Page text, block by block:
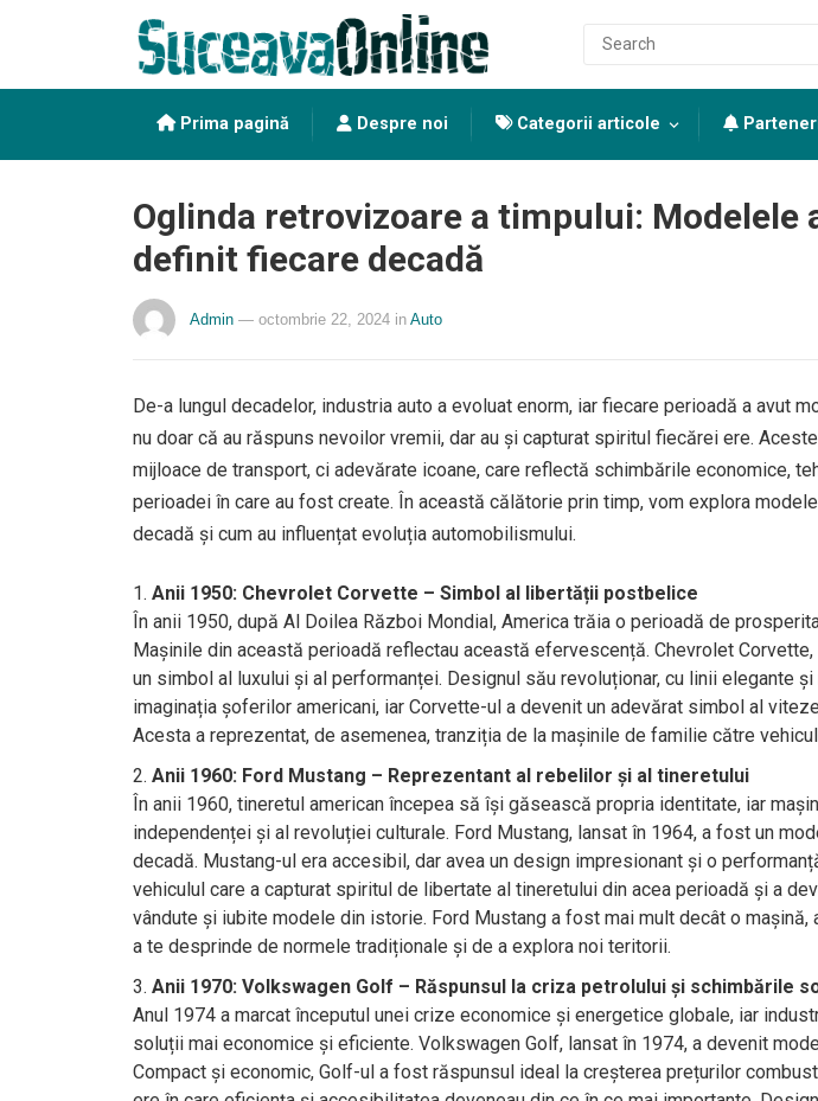
Prima pagină Despre noi Categorii articole
Oglinda retrovizoare a timpului: Modelele
definit fiecare decadă
Admin — octombrie 22, 2024 in Auto
De-a lungul decadelor, industria auto a evoluat enorm, iar fiecare perioadă a avut
nu doar că au răspuns nevoilor vremii, dar au și capturat spiritul fiecărei ere.
mijloace de transport, ci adevărate icoane, care reflectă schimbările economice,
perioadei în care au fost create. În această călătorie prin timp, vom explora
decadă și cum au influențat evoluția automobilismului.
Anii 1950: Chevrolet Corvette – Simbol al libertății postbelice
În anii 1950, după Al Doilea Război Mondial, America trăia o perioadă de
Mașinile din această perioadă reflectau această efervescență. Chevrolet
un simbol al luxului și al performanței. Designul său revoluționar, cu linii elegante
imaginația șoferilor americani, iar Corvette-ul a devenit un adevărat simbol al
Acesta a reprezentat, de asemenea, tranziția de la mașinile de familie către
Anii 1960: Ford Mustang – Reprezentant al rebelilor și al tineretului
În anii 1960, tineretul american începea să își găsească propria identitate, iar
independenței și al revoluției culturale. Ford Mustang, lansat în 1964, a fost un
decadă. Mustang-ul era accesibil, dar avea un design impresionant și o
vehiculul care a capturat spiritul de libertate al tineretului din acea perioadă și a
vândute și iubite modele din istorie. Ford Mustang a fost mai mult decât o
a te desprinde de normele tradiționale și de a explora noi teritorii.
Anii 1970: Volkswagen Golf – Răspunsul la criza petrolului și schimbările
Anul 1974 a marcat începutul unei crize economice și energetice globale, iar
soluții mai economice și eficiente. Volkswagen Golf, lansat în 1974, a devenit
Compact și economic, Golf-ul a fost răspunsul ideal la creșterea prețurilor